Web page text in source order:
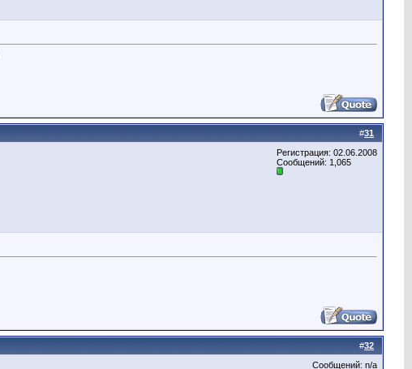
#31
Регистрация: 02.06.2008
Сообщений: 1,065
#32
Сообщений: n/a